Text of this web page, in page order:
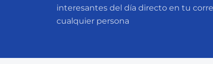
interesantes del día directo en tu
cualquier persona